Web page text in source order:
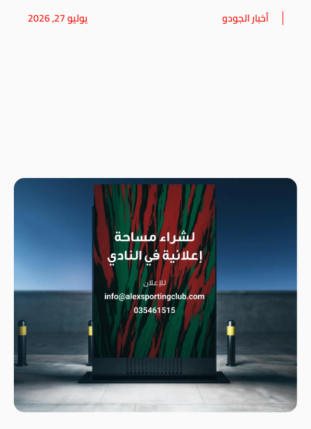
أخبار الجودو يوليو 27, 2026